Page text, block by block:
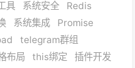
具 系统安全
Redis
系统集成
Promise
telegram群组
布局 this绑定
插件开发